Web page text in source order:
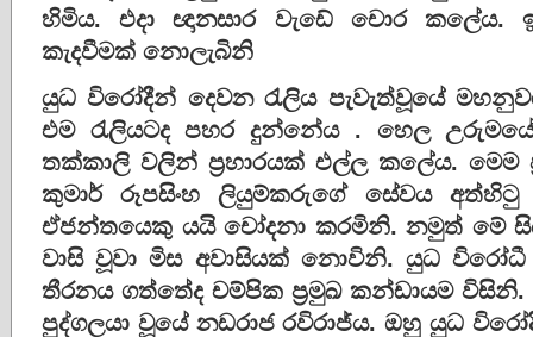
හිමිය. එදා ඥානසාර වැඩේ චොර කලේය.
කැදවීමක් නොලැබිනි
යුධ විරෝදීන් දෙවන ‍රැලිය පැවැත්වූයේ
එම ‍රැලියටද පහර දුන්නේය . හෙල
තක්කාලි වලින් ප්‍රහාරයක් එල්ල කලේය. මෙම
කුමාර් රූපසිංහ ලියුම්කරුගේ සේවය
ඒජන්තයෙකු යයි චෝදනා කරමිනි. නමුත් මේ
වාසි වූවා මිස අවාසියක් නොවිනි. යුධ
තීරනය ගත්තේද චම්පික ප්‍රමුඛ කන්ඩායම
පුද්ගලයා වූයේ නඩරාජ රවිරාජ්ය. ඔහු යුධ